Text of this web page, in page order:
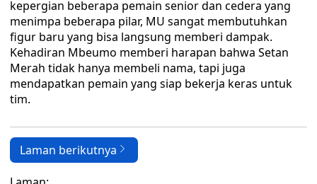
kepergian beberapa pemain senior dan cedera yang
menimpa beberapa pilar, MU sangat membutuhkan
figur baru yang bisa langsung memberi dampak.
Kehadiran Mbeumo memberi harapan bahwa Setan
Merah tidak hanya membeli nama, tapi juga
mendapatkan pemain yang siap bekerja keras untuk
tim.
Laman berikutnya